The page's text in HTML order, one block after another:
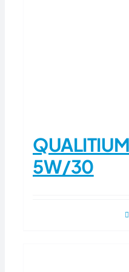
5W/30